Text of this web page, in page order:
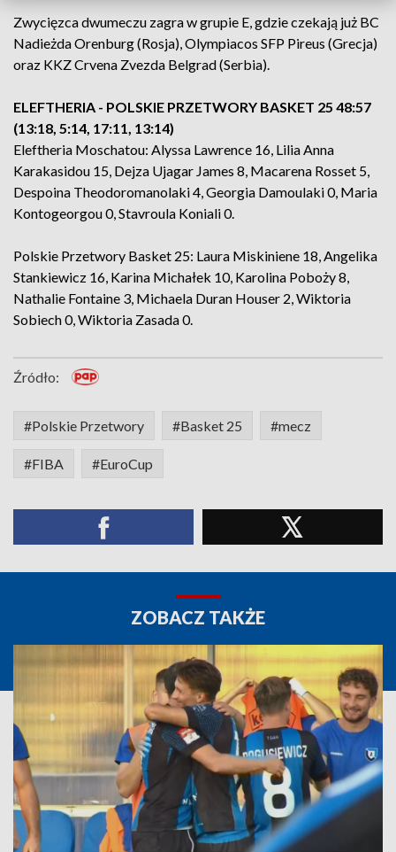
Zwycięzca dwumeczu zagra w grupie E, gdzie czekają już BC
Nadieżda Orenburg (Rosja), Olympiacos SFP Pireus (Grecja)
oraz KKZ Crvena Zvezda Belgrad (Serbia).
ELEFTHERIA - POLSKIE PRZETWORY BASKET 25 48:57
(13:18, 5:14, 17:11, 13:14)
Eleftheria Moschatou: Alyssa Lawrence 16, Lilia Anna
Karakasidou 15, Dejza Ujagar James 8, Macarena Rosset 5,
Despoina Theodoromanolaki 4, Georgia Damoulaki 0, Maria
Kontogeorgou 0, Stavroula Koniali 0.
Polskie Przetwory Basket 25: Laura Miskiniene 18, Angelika
Stankiewicz 16, Karina Michałek 10, Karolina Poboży 8,
Nathalie Fontaine 3, Michaela Duran Houser 2, Wiktoria
Sobiech 0, Wiktoria Zasada 0.
Źródło:
#Polskie Przetwory #Basket 25 #mecz
#FIBA #EuroCup
ZOBACZ TAKŻE